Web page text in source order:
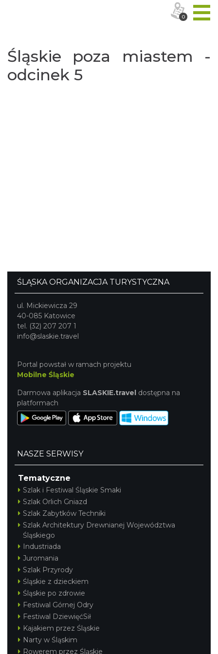
Śląskie poza miastem -
odcinek 5
ŚLĄSKA ORGANIZACJA TURYSTYCZNA
ul. Mickiewicza 29
40-085 Katowice
tel. (32) 207 207 1
info@slaskie.travel
Portal powstał w ramach projektu
Mobilne Śląskie
Darmowa aplikacja SLASKIE.travel dostępna na
platformach
NASZE SERWISY
Tematyczne
Szlak i Festiwal Śląskie Smaki
Szlak Orlich Gniazd
Szlak Zabytków Techniki
Szlak Architektury Drewnianej Województwa
Śląskiego
Industriada
Juromania
Szlak Przyrody
Śląskie z dzieckiem
Śląskie po zdrowie
Festiwal Górnej Odry
Festiwal DziewięćSił
Kajakiem przez Śląskie
Narty w Śląskim
Rowerem przez Śląskie
0